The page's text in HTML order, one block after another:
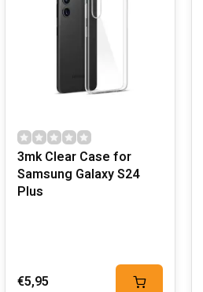
3mk Clear Case for
Samsung Galaxy S24
Plus
€5,95